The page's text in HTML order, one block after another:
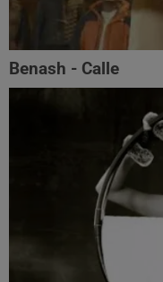
Benash - Calle